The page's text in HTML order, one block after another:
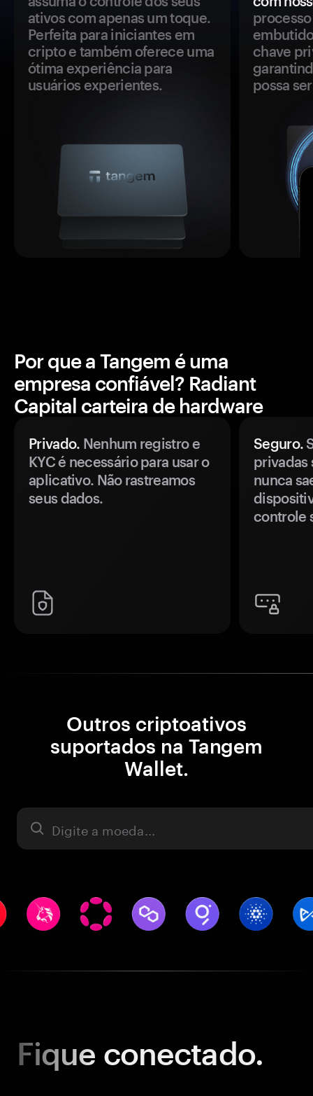
ativos com apenas um toque.
Perfeita para iniciantes em
cripto e também oferece uma
ótima experiência para
usuários experientes.
chave
possa
Por que a Tangem é uma
empresa confiável? Radiant
Capital carteira de hardware
Privado. Nenhum registro e
KYC é necessário para usar o
aplicativo. Não rastreamos
seus dados.
Seguro.
privadas
nunca
controle
Outros criptoativos
suportados na Tangem
Wallet.
Ativo
Fique conectado.